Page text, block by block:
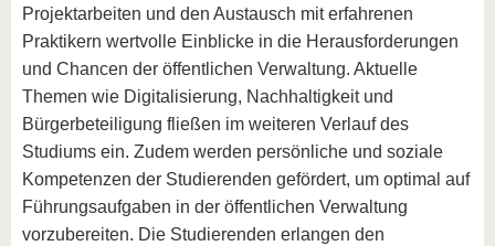
Projektarbeiten und den Austausch mit erfahrenen
Praktikern wertvolle Einblicke in die Herausforderungen
und Chancen der öffentlichen Verwaltung. Aktuelle
Themen wie Digitalisierung, Nachhaltigkeit und
Bürgerbeteiligung fließen im weiteren Verlauf des
Studiums ein. Zudem werden persönliche und soziale
Kompetenzen der Studierenden gefördert, um optimal auf
Führungsaufgaben in der öffentlichen Verwaltung
vorzubereiten. Die Studierenden erlangen den